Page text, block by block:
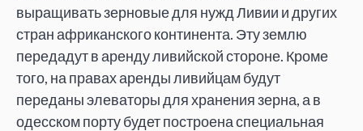
выращивать зерновые для нужд Ливии и других
стран африканского континента. Эту землю
передадут в аренду ливийской стороне. Кроме
того, на правах аренды ливийцам будут
переданы элеваторы для хранения зерна, а в
одесском порту будет построена специальная